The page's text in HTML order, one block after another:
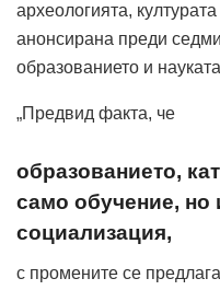
археологията,
анонсирана преди
образованието и
„Предвид факта, че
образованието,
само обучение, но
социализация,
с промените се